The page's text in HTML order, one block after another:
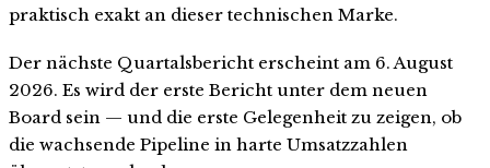
praktisch exakt an dieser technischen Marke.
Der nächste Quartalsbericht erscheint am 6. August
2026. Es wird der erste Bericht unter dem neuen
Board sein — und die erste Gelegenheit zu zeigen, ob
die wachsende Pipeline in harte Umsatzzahlen